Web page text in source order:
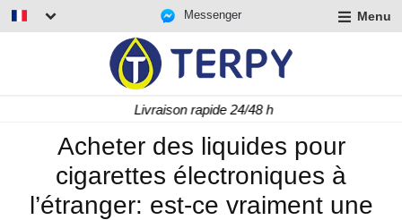
Messenger Menu
Livraison rapide 24/48 h
Acheter des liquides pour
cigarettes électroniques à
l’étranger: est-ce vraiment une